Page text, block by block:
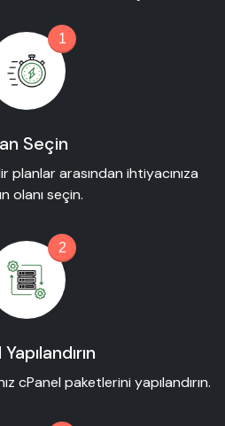
1
Seçin
planlar arasından ihtiyacınıza
olanı seçin.
2
cPanel paketlerini yapılandırın.